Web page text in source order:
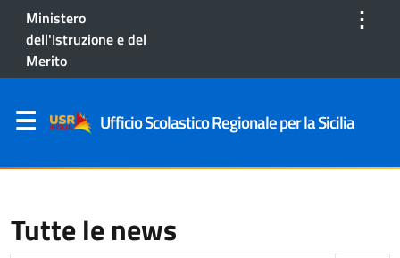
Ministero
dell'Istruzione e del
Merito
⋮
Ufficio Scolastico Regionale per la Sicilia
Tutte le news